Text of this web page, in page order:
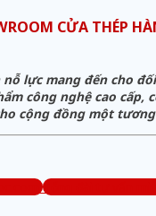
CỬA THÉP
nỗ lực mang đến cho
công nghệ cao cấp,
cộng đồng một
Tổng đài tư vấn